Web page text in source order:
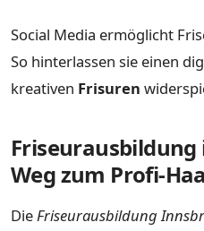
Social Media ermöglicht
So hinterlassen sie einen
kreativen Frisuren
Weg zum Profi-
DieFriseurausbildung